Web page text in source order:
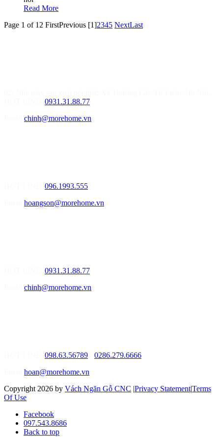
Read More
Page 1 of 12 FirstPrevious [1]2345 NextLast
0931.31.88.77
chinh@morehome.vn
096.1993.555
hoangson@morehome.vn
0931.31.88.77
chinh@morehome.vn
098.63.56789
0286.279.6666
hoan@morehome.vn
Copyright 2026 by Vách Ngăn Gỗ CNC |Privacy Statement|Terms
Of Use
Facebook
097.543.8686
Back to top